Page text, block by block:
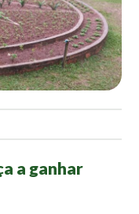
a ganhar